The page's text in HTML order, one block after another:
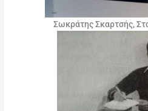
Σωκράτης Σκαρτσής,